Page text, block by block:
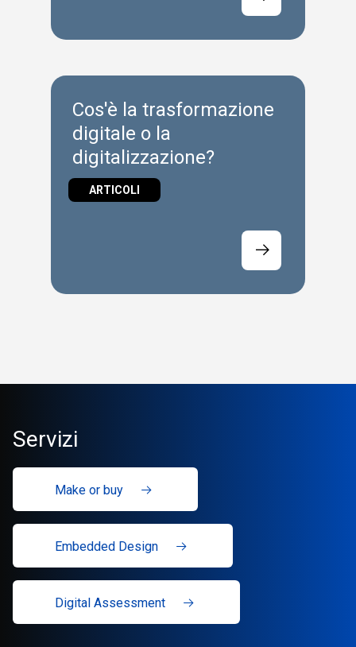
Cos'è la trasformazione
digitale o la
digitalizzazione?
ARTICOLI
Servizi
Make or buy
Embedded Design
Digital Assessment